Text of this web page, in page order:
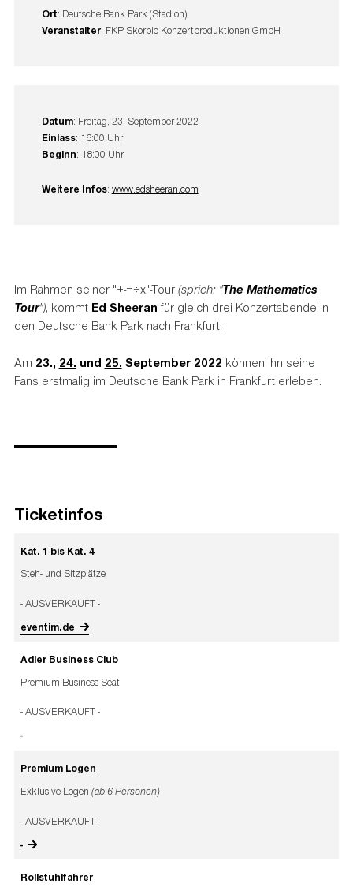
Ort: Deutsche Bank Park (Stadion)
Veranstalter: FKP Skorpio Konzertproduktionen GmbH
Datum: Freitag, 23. September 2022
Einlass: 16:00 Uhr
Beginn: 18:00 Uhr
Weitere Infos: www.edsheeran.com
Im Rahmen seiner "+-=÷x"-Tour (sprich: "The Mathematics
Tour"), kommt Ed Sheeran für gleich drei Konzertabende in
den Deutsche Bank Park nach Frankfurt.
Am 23., 24. und 25. September 2022 können ihn seine
Fans erstmalig im Deutsche Bank Park in Frankfurt erleben.
Ticketinfos
Kat. 1 bis Kat. 4
Steh- und Sitzplätze
- AUSVERKAUFT -
eventim.de
Adler Business Club
Premium Business Seat
- AUSVERKAUFT -
-
Premium Logen
Exklusive Logen(ab 6 Personen)
- AUSVERKAUFT -
-
Rollstuhlfahrer